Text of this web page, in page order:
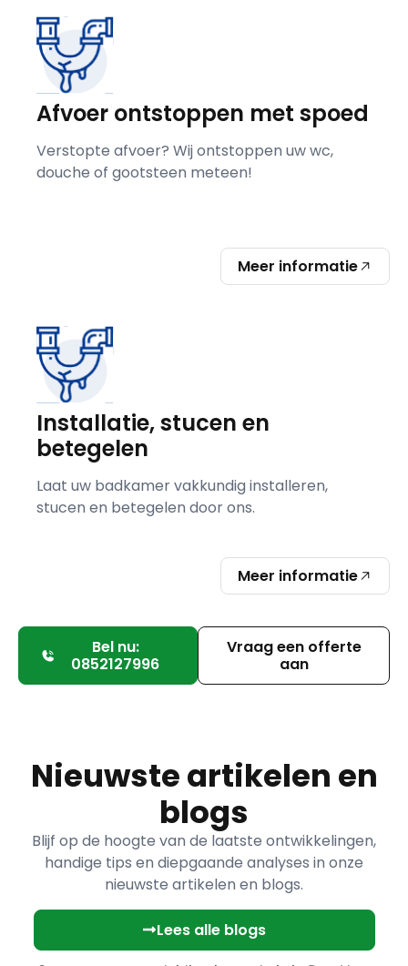
Afvoer ontstoppen met spoed
Verstopte afvoer? Wij ontstoppen uw wc,
douche of gootsteen meteen!
Meer informatie
Installatie, stucen en
betegelen
Laat uw badkamer vakkundig installeren,
stucen en betegelen door ons.
Meer informatie
Bel nu:
0852127996
Vraag een offerte
aan
Nieuwste artikelen en
blogs
Blijf op de hoogte van de laatste ontwikkelingen,
handige tips en diepgaande analyses in onze
nieuwste artikelen en blogs.
Lees alle blogs